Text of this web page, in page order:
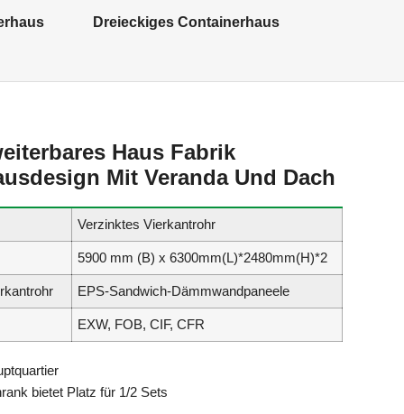
Dreieckiges Containerhaus
Haus Fabrik
Mit Veranda Und Dach
Verzinktes Vierkantrohr
5900 mm (B) x 6300mm(L)*2480mm(H)*2
EPS-Sandwich-Dämmwandpaneele
EXW, FOB, CIF, CFR
bietet Platz für 1/2 Sets